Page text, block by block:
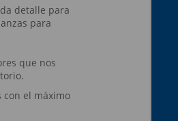
detalle para
para
que nos
el máximo